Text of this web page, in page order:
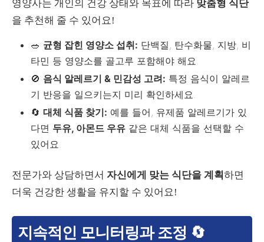
영양사는 개인의 건강 상태와 목표에 따라 맞춤형 식단
을 추천해 줄 수 있어요!
🥗 균형 잡힌 영양소 섭취: 단백질, 탄수화물, 지방, 비
타민 등 영양소를 골고루 포함해야 해요.
🚫 음식 알레르기 & 민감성 고려: 특정 음식이 알레르
기 반응을 일으키는지 미리 확인하세요.
🔄 대체 식품 찾기: 예를 들어, 유제품 알레르기가 있
다면 두유, 아몬드 우유 같은 대체 식품을 선택할 수
있어요.
전문가와 상담하면서 자신에게 맞는 식단을 계획 하면
더욱 건강한 생활을 유지할 수 있어요!
지속적인 모니터링과 조정 🔄